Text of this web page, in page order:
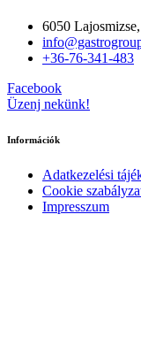
6050
+36-76-341-483
Facebook
Üzenj nekünk!
Információk
Adatkezelési
Cookie
Impresszum